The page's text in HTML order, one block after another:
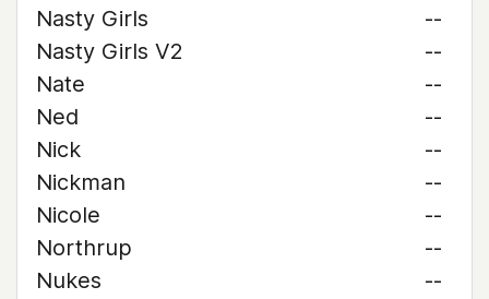
Nasty Girls
--
Nasty Girls V2
--
Nate
--
Ned
--
Nick
--
Nickman
--
Nicole
--
Northrup
--
Nukes
--